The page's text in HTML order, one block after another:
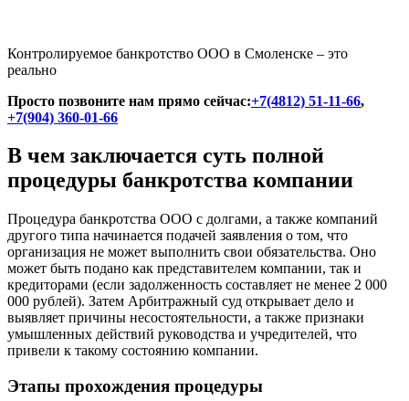
Контролируемое банкротство ООО в Смоленске – это
реально
Просто позвоните нам прямо сейчас:+7(4812) 51-11-66,
+7(904) 360-01-66
В чем заключается суть полной
процедуры банкротства компании
Процедура банкротства ООО с долгами, а также компаний
другого типа начинается подачей заявления о том, что
организация не может выполнить свои обязательства. Оно
может быть подано как представителем компании, так и
кредиторами (если задолженность составляет не менее 2 000
000 рублей). Затем Арбитражный суд открывает дело и
выявляет причины несостоятельности, а также признаки
умышленных действий руководства и учредителей, что
привели к такому состоянию компании.
Этапы прохождения процедуры